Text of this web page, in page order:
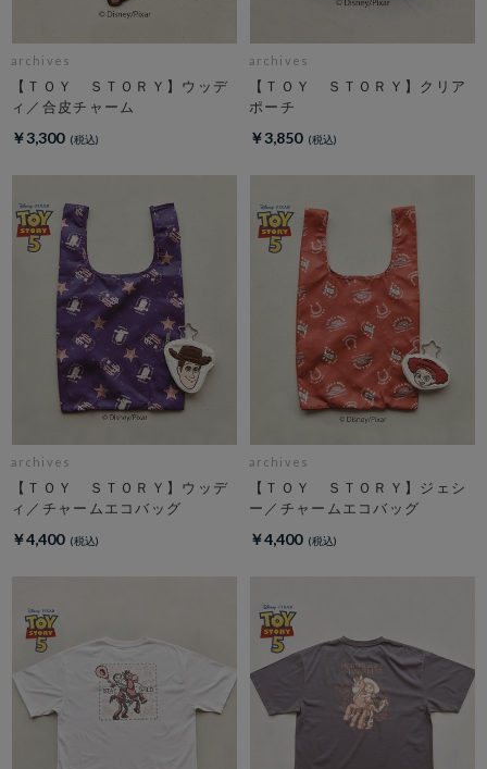
archives
【ＴＯＹ ＳＴＯＲＹ】ウッデ
ィ／合皮チャーム
￥3,300
archives
【ＴＯＹ ＳＴＯＲＹ】クリア
ポーチ
￥3,850
archives
【ＴＯＹ ＳＴＯＲＹ】ウッデ
ィ／チャームエコバッグ
￥4,400
archives
【ＴＯＹ ＳＴＯＲＹ】ジェシ
ー／チャームエコバッグ
￥4,400